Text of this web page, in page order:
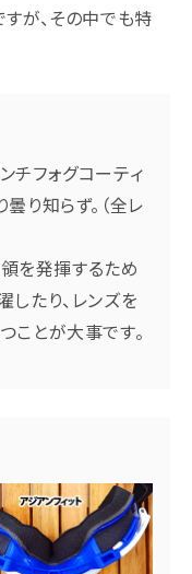
が、その中でも特
チフォグコーティ
り知らず。（全レ
を発揮するため
たり、レンズを
ことが大事です。